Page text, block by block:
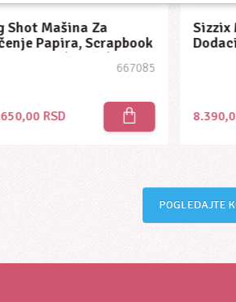
Shot Mašina Za
Papira, Scrapbook
(6 Inča)
667085
RSD
Sizzix
POGLEDAJTE